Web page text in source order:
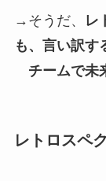
→そうだ、
レ
も、言い訳す
チームで未
レトロスペ